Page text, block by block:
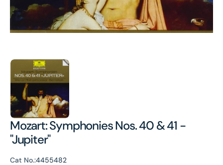
Mozart: Symphonies Nos. 40 & 41 -
"Jupiter"
Cat No.:4455482